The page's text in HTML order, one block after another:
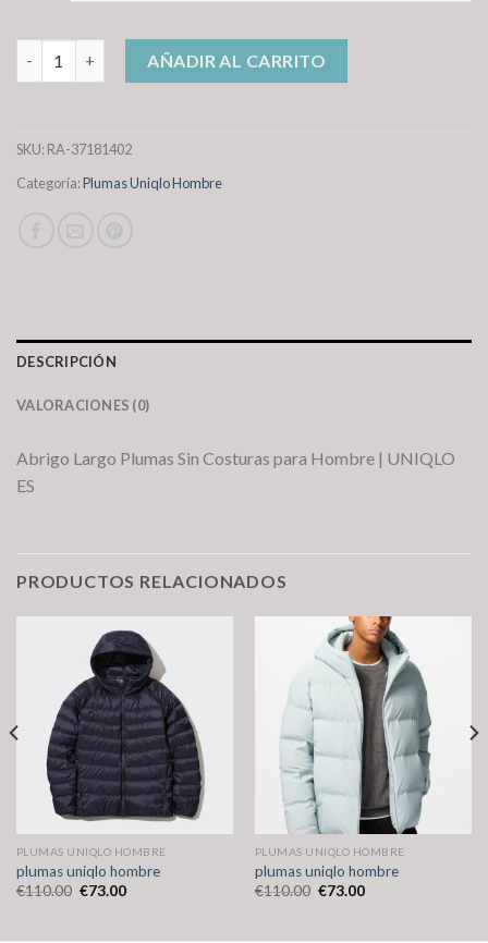
plumas uniqlo hombre cantidad
AÑADIR AL CARRITO
SKU:RA-37181402
Categoría:Plumas Uniqlo Hombre
DESCRIPCIÓN
VALORACIONES (0)
Abrigo Largo Plumas Sin Costuras para Hombre | UNIQLO
ES
PRODUCTOS RELACIONADOS
PLUMAS UNIQLO HOMBRE
plumas uniqlo hombre
€110.00 €73.00
PLUMAS UNIQLO HOMBRE
plumas uniqlo hombre
€110.00 €73.00